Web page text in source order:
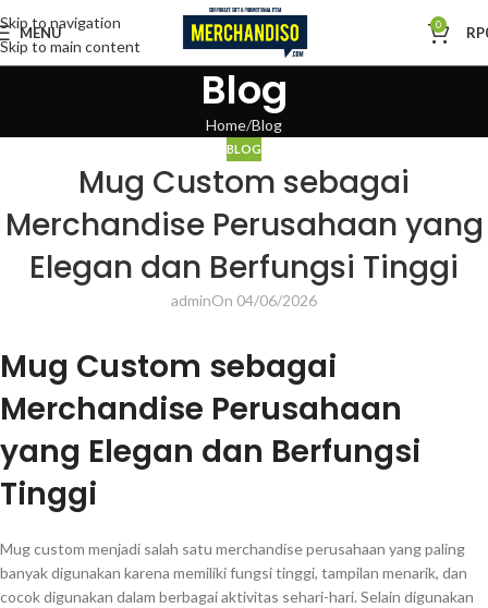
Skip to navigation
Skip to main content
MENU 0 RP
Blog
Home Blog
BLOG
Mug Custom sebagai
Merchandise Perusahaan yang
Elegan dan Berfungsi Tinggi
adminOn 04/06/2026
Mug Custom sebagai
Merchandise Perusahaan
yang Elegan dan Berfungsi
Tinggi
Mug custom menjadi salah satu merchandise perusahaan yang paling
banyak digunakan karena memiliki fungsi tinggi, tampilan menarik, dan
cocok digunakan dalam berbagai aktivitas sehari-hari. Selain digunakan